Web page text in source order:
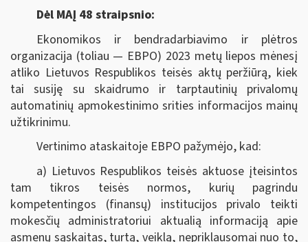
Dėl MAĮ 48 straipsnio:
Ekonomikos ir bendradarbiavimo ir plėtros
organizacija (toliau — EBPO) 2023 metų liepos mėnesį
atliko Lietuvos Respublikos teisės aktų peržiūrą, kiek
tai susiję su skaidrumo ir tarptautinių privalomų
automatinių apmokestinimo srities informacijos mainų
užtikrinimu.
Vertinimo ataskaitoje EBPO pažymėjo, kad:
a) Lietuvos Respublikos teisės aktuose įteisintos
tam tikros teisės normos, kurių pagrindu
kompetentingos (finansų) institucijos privalo teikti
mokesčių administratoriui aktualią informaciją apie
asmenų sąskaitas, turtą, veiklą, nepriklausomai nuo to,